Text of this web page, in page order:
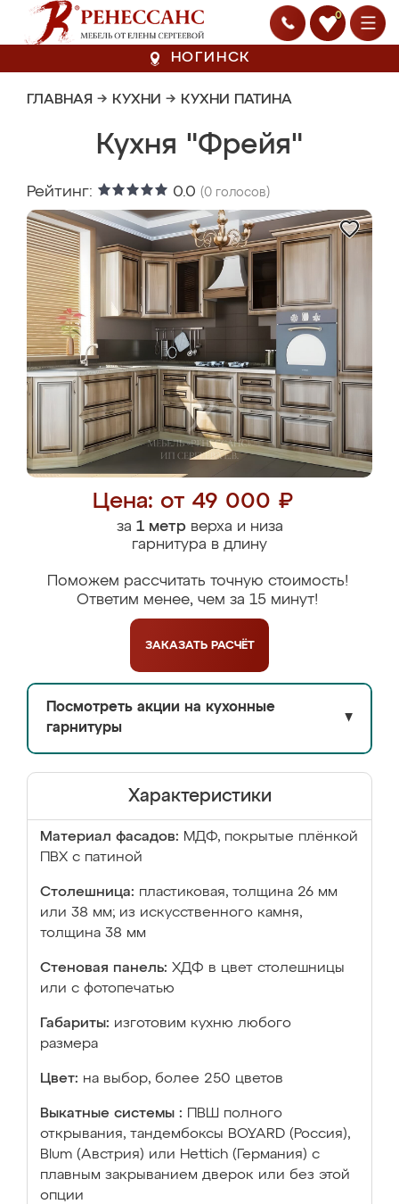
0
НОГИНСК
ГЛАВНАЯ → КУХНИ → КУХНИ ПАТИНА
Кухня "Фрейя"
Рейтинг: 0.0 (0 голосов)
Цена: от 49 000 ₽
за 1 метрверха и низа
гарнитура в длину
Поможем рассчитать точную стоимость!
Ответим менее, чем за 15 минут!
ЗАКАЗАТЬ РАСЧЁТ
Посмотреть акции на кухонные
гарнитуры
▼
Характеристики
Материал фасадов: МДФ, покрытые плёнкой
ПВХ с патиной
Столешница: пластиковая, толщина 26 мм
или 38 мм; из искусственного камня,
толщина 38 мм
Стеновая панель: ХДФ в цвет столешницы
или с фотопечатью
Габариты: изготовим кухню любого
размера
Цвет: на выбор, более 250 цветов
Выкатные системы :
ПВШ полного
открывания, тандембоксы BOYARD (Россия),
Blum (Австрия) или Hettich (Германия) с
плавным закрыванием дверок или без этой
опции